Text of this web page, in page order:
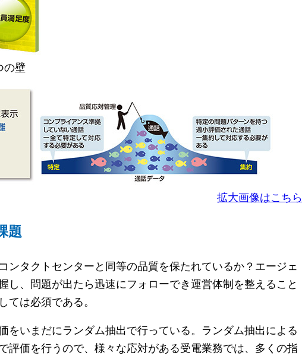
の壁
拡大画像はこちら
題
タクトセンターと同等の品質を保たれているか？エージェ
し、問題が出たら迅速にフォローでき運営体制を整えること
は必須である。
いまだにランダム抽出で行っている。ランダム抽出による
評価を行うので、様々な応対がある受電業務では、多くの指